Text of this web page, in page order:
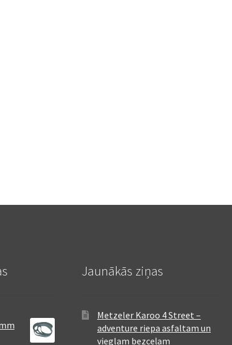
Jaunākās ziņas
Metzeler Karoo 4 Street –
adventure riepa asfaltam un
vieglam bezceļam